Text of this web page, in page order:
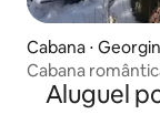
Cabana ⋅
Cabana
Aluguel